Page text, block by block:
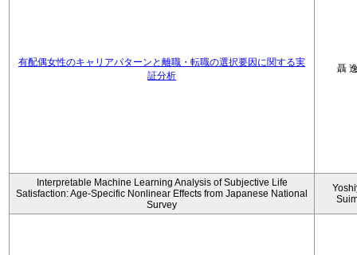
有配偶女性のキャリアパターンと離職・転職の選択要因に関する実
証分析
聶
Interpretable Machine Learning Analysis of Subjective Life
Satisfaction: Age-Specific Nonlinear Effects from Japanese National
Survey